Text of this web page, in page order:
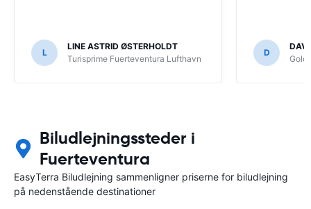
L
LINE ASTRID ØSTERHOLDT
Turisprime Fuerteventura Lufthavn
D
Biludlejningssteder i
Fuerteventura
EasyTerra Biludlejning sammenligner priserne for biludlejning
på nedenstående destinationer